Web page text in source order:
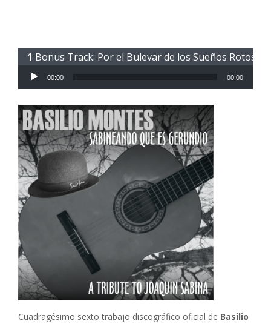
Bonus Track: Por el Bulevar de los Sueños Rotos
Reproductor de audio
00:00 00:00
Cuadragésimo sexto trabajo discográfico oficial de Basilio